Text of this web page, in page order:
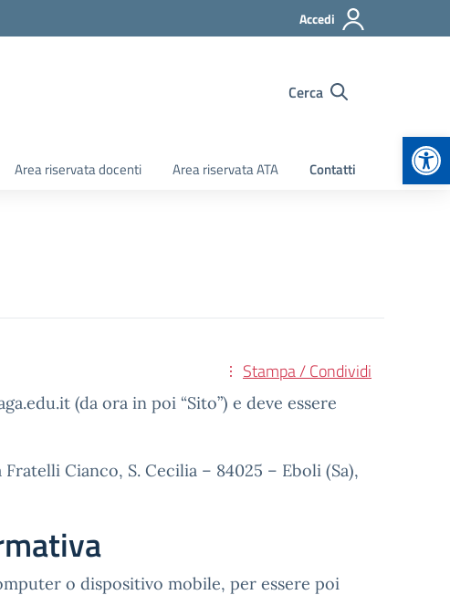
Accedi
Cerca
Area riservata docenti Area riservata ATA Contatti
Stampa / Condividi
(da ora in poi “Sito”) e deve essere
Cianco, S. Cecilia – 84025 – Eboli (Sa),
o dispositivo mobile, per essere poi